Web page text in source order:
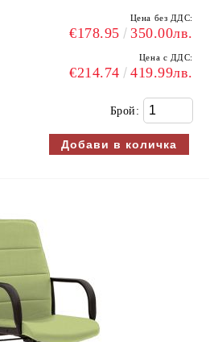
Цена без ДДС:
€178.95 350.00лв.
Цена с ДДС:
€214.74 419.99лв.
Брой: